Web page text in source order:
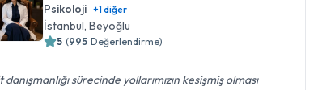
Psikoloji +1diğer
İstanbul ,Beyoğlu
5 (995 Değerlendirme)
sürecinde yollarımızın kesişmiş olması